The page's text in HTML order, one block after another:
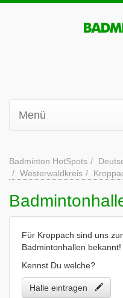
Menü
Badminton HotSpots
Westerwaldkreis
Für Kroppach sind uns
Badmintonhallen bekannt!
Kennst Du welche?
Halle eintragen